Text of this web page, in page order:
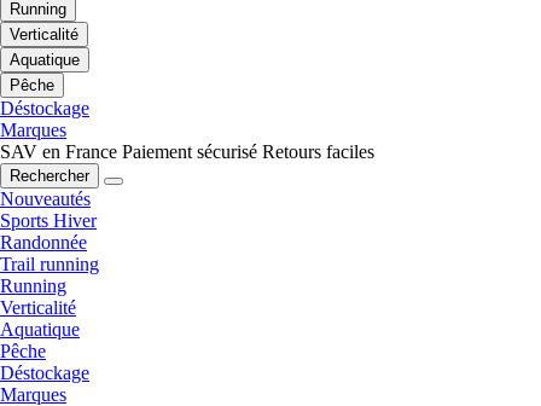
Running
Verticalité
Aquatique
Pêche
Déstockage
Marques
SAV en France Paiement sécurisé Retours faciles
Rechercher
Nouveautés
Sports Hiver
Randonnée
Trail running
Running
Verticalité
Aquatique
Pêche
Déstockage
Marques